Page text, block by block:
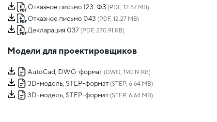
Отказное письмо 123-ФЗ (PDF, 12.57 MB)
Отказное письмо 043 (PDF, 12.27 MB)
Декларация 037 (PDF, 270.91 KB)
Модели для проектировщиков
AutoCad, DWG-формат (DWG, 190.19 KB)
3D-модель, STEP-формат (STEP, 6.64 MB)
3D-модель, STEP-формат (STEP, 6.64 MB)